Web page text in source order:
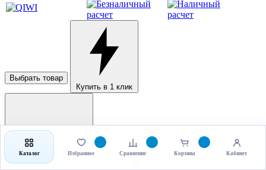
Выбрать товар
Купить в 1 клик
Каталог Избранное Сравнение Корзина Кабинет